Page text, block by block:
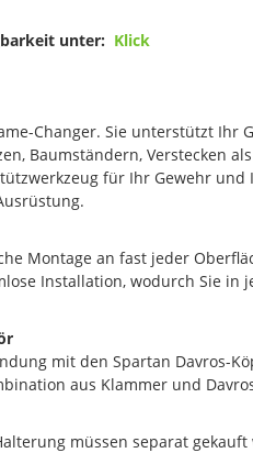
unter: Klick
Changer. Sie unterstützt Ihr
Baumständern, Verstecken
für Ihr Gewehr
Montage an fast jeder
Installation, wodurch Sie in
mit den Spartan Davros-
aus Klammer und
müssen separat gekauft